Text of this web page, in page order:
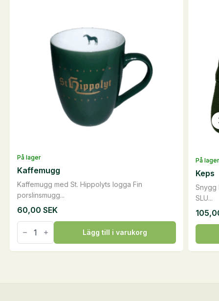
På lager
Kaffemugg med St. Hippolyts logga Fin
porslinsmugg...
Kaffemugg
60,00 SEK
Kaffemugg
mängd
Lägg till i varukorg
På lager
Snygg
SLU...
Keps
Den
här